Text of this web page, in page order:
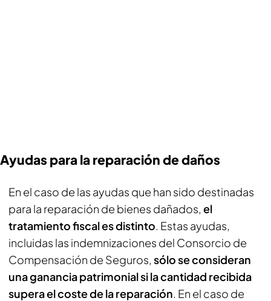
Ayudas para la reparación de daños
En el caso de las ayudas que han sido destinadas
para la reparación de bienes dañados, el
tratamiento fiscal es distinto. Estas ayudas,
incluidas las indemnizaciones del Consorcio de
Compensación de Seguros, sólo se consideran
una ganancia patrimonial si la cantidad recibida
supera el coste de la reparación. En el caso de